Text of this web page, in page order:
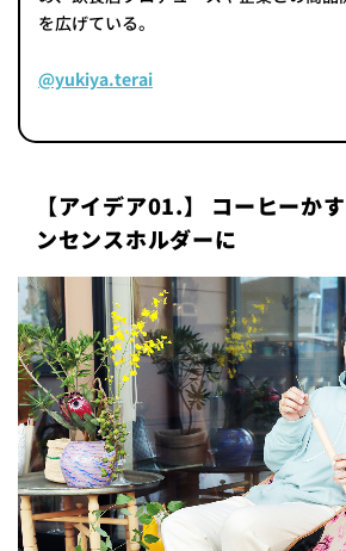
を広げている。
@yukiya.terai
【アイデア01.】 コーヒーか
ンセンスホルダーに